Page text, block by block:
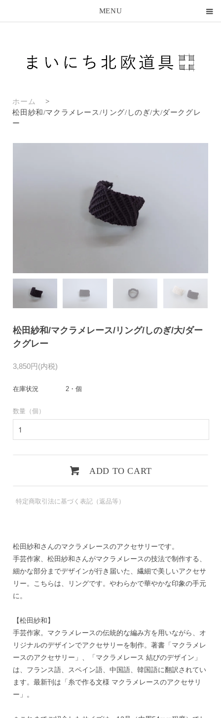
MENU
ホーム
>
松田紗和/マクラメレース/リング/しのぎ/大/ダークグレ
ー
松田紗和/マクラメレース/リング/しのぎ/大/ダー
クグレー
3,850円(内税)
在庫状況 2・個
数量（個）
ADD TO CART
特定商取引法に基づく表記（返品等）
松田紗和さんのマクラメレースのアクセサリーです。
手芸作家、松田紗和さんがマクラメレースの技法で制作する、
細かな部分までデザインが行き届いた、繊細で美しいアクセサ
リー。こちらは、リングです。やわらかで華やかな印象の手元
に。
【松田紗和】
手芸作家。マクラメレースの伝統的な編み方を用いながら、オ
リジナルのデザインでアクセサリーを制作。著書「マクラメレ
ースのアクセサリー」、「マクラメレース 結びのデザイン」
は、フランス語、スペイン語、中国語、韓国語に翻訳されてい
ます。最新刊は「糸で作る文様 マクラメレースのアクセサリ
ー」。